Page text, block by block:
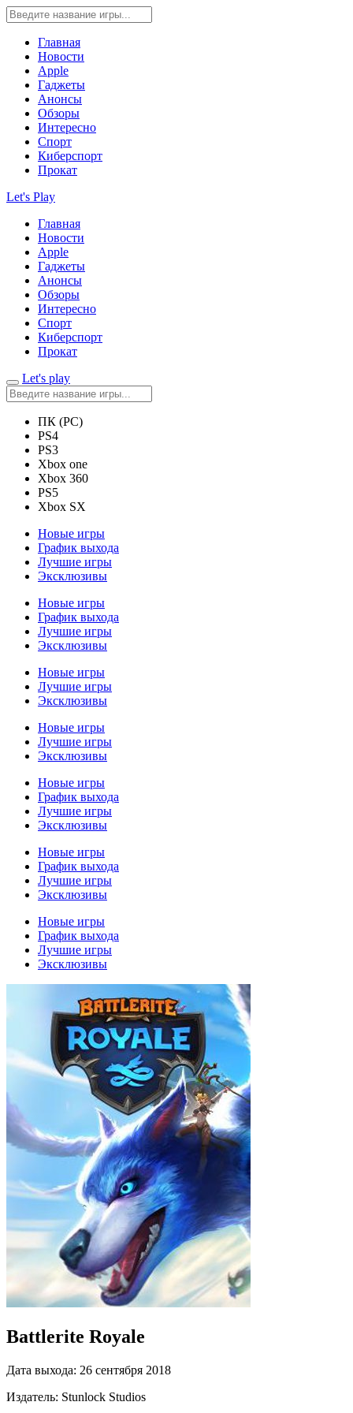
Главная
Новости
Apple
Гаджеты
Анонсы
Обзоры
Интересно
Спорт
Киберспорт
Прокат
Let's Play
Главная
Новости
Apple
Гаджеты
Анонсы
Обзоры
Интересно
Спорт
Киберспорт
Прокат
Let's play
ПК (PC)
PS4
PS3
Xbox one
Xbox 360
PS5
Xbox SX
Новые игры
График выхода
Лучшие игры
Эксклюзивы
Новые игры
График выхода
Лучшие игры
Эксклюзивы
Новые игры
Лучшие игры
Эксклюзивы
Новые игры
Лучшие игры
Эксклюзивы
Новые игры
График выхода
Лучшие игры
Эксклюзивы
Новые игры
График выхода
Лучшие игры
Эксклюзивы
Новые игры
График выхода
Лучшие игры
Эксклюзивы
Battlerite Royale
Дата выхода: 26 сентября 2018
Издатель: Stunlock Studios